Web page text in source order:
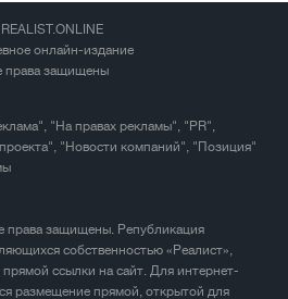
онлайн-издание
права защищены
"На правах рекламы", "PR",
"Новости компаний", "Позиция"
права защищены. Републикация
собственностью «Реалист»,
ссылки на сайт. Для интернет-
размещение прямой, открытой для